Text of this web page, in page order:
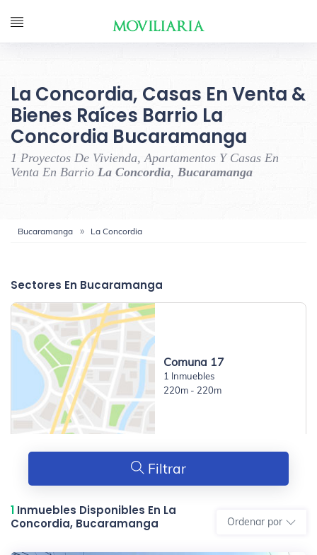
La Concordia, Casas En Venta &
Bienes Raíces Barrio La
Concordia Bucaramanga
1 Proyectos De Vivienda, Apartamentos Y Casas En
Venta En Barrio La Concordia, Bucaramanga
Bucaramanga La Concordia
Sectores En Bucaramanga
Comuna 17
1 Inmuebles
220m - 220m
Filtrar
1 Inmuebles Disponibles En La
Concordia, Bucaramanga
Ordenar por